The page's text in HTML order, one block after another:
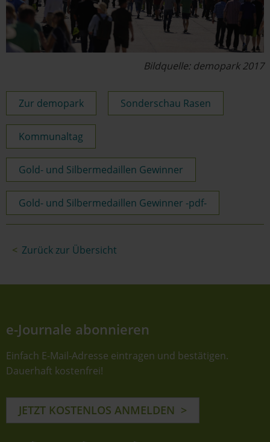
Bildquelle: demopark 2017
Zur demopark Sonderschau Rasen
Kommunaltag
Gold- und Silbermedaillen Gewinner
Gold- und Silbermedaillen Gewinner -pdf-
Zurück zur Übersicht
e-Journale abonnieren
Einfach E-Mail-Adresse eintragen und bestätigen.
Dauerhaft kostenfrei!
JETZT KOSTENLOS ANMELDEN